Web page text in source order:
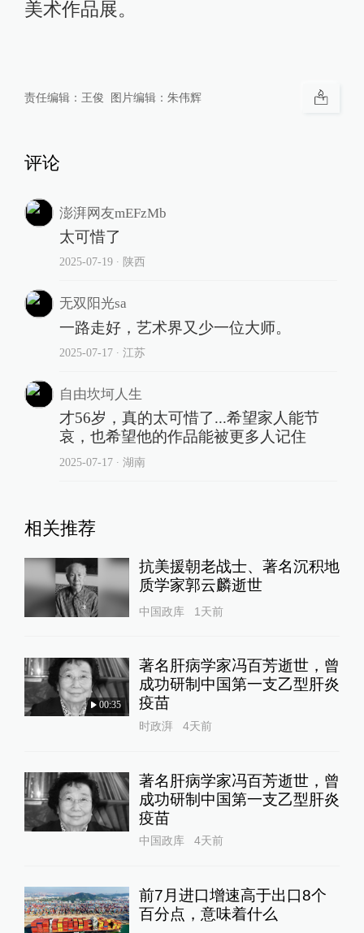
美术作品展。
责任编辑： 王俊 图片编辑： 朱伟辉
评论
澎湃网友mEFzMb
太可惜了
2025-07-19∙ 陕西
无双阳光sa
一路走好，艺术界又少一位大师。
2025-07-17∙ 江苏
自由坎坷人生
才56岁，真的太可惜了...希望家人能节
哀，也希望他的作品能被更多人记住
2025-07-17∙ 湖南
相关推荐
抗美援朝老战士、著名沉积地
质学家郭云麟逝世
中国政库 1天前
00:35
著名肝病学家冯百芳逝世，曾
成功研制中国第一支乙型肝炎
疫苗
时政湃 4天前
著名肝病学家冯百芳逝世，曾
成功研制中国第一支乙型肝炎
疫苗
中国政库 4天前
前7月进口增速高于出口8个
百分点，意味着什么